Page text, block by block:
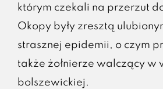
którym czekali na przerzut
Okopy były zresztą
strasznej epidemii, o czym
także żołnierze walczący w
bolszewickiej.